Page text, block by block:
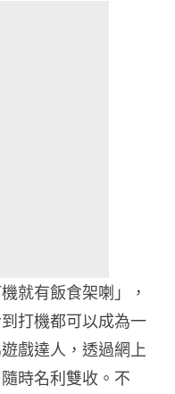
就有飯食架喇」，
打機都可以成為一
戲達人，透過網上
時名利雙收。不